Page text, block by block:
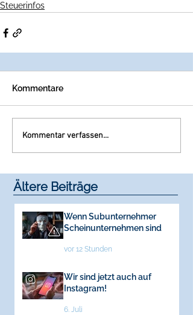
Steuerinfos
Kommentare
Kommentar verfassen...
Ältere Beiträge
Wenn Subunternehmer
Scheinunternehmen sind
vor 12 Stunden
Wir sind jetzt auch auf
Instagram!
6. Juli